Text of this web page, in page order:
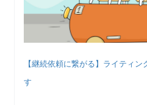
【継続依頼に繋がる】ライティ
す